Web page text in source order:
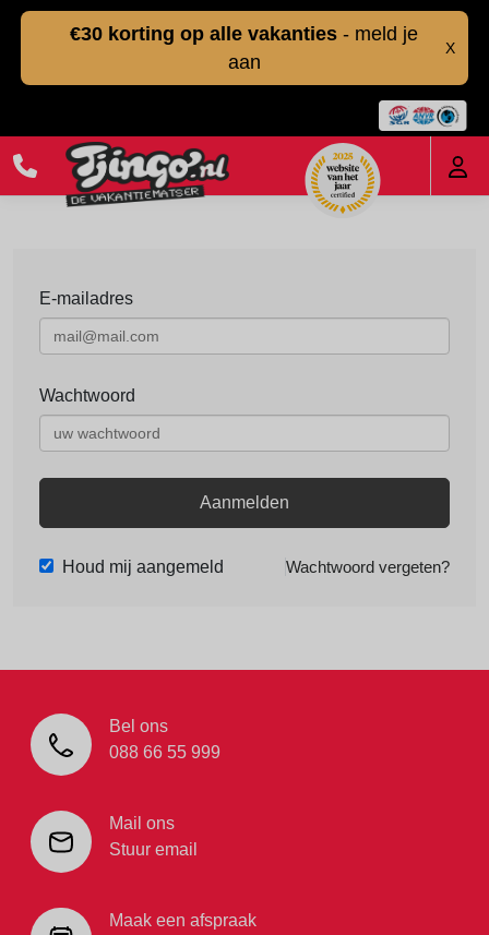
€30 korting op alle vakanties - meld je
aan
X
E-mailadres
Wachtwoord
Aanmelden
Houd mij aangemeld Wachtwoord vergeten?
Bel ons
088 66 55 999
Mail ons
Stuur email
Maak een afspraak